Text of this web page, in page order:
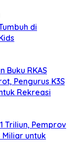
di
Buku RKAS
Pengurus K3S
Rekreasi
Triliun, Pemprov
Miliar untuk